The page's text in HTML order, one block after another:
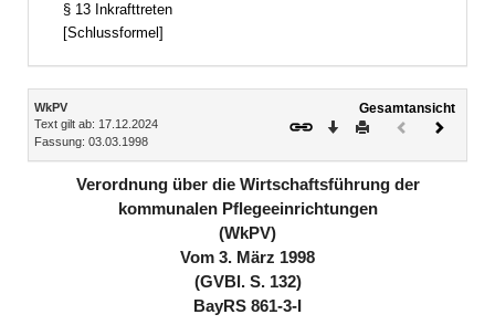
§ 13 Inkrafttreten
[Schlussformel]
Inhalt
WkPV
Text gilt ab: 17.12.2024
Fassung: 03.03.1998
Gesamtansicht
Download
DruckenVorheriges
(inaktiv)
Verordnung über die Wirtschaftsführung der
kommunalen Pflegeeinrichtungen
(WkPV)
Vom 3. März 1998
(GVBl. S. 132)
BayRS 861-3-I